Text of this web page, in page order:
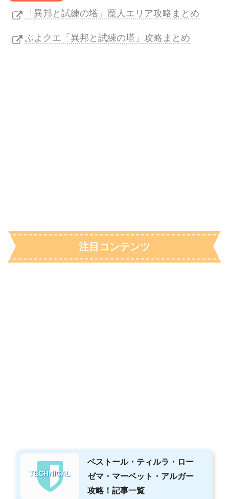
「異邦と試練の塔」魔人エリア攻略まとめ
ぷよクエ「異邦と試練の塔」攻略まとめ
注目コンテンツ
TECHNICAL
ベストール・ティルラ・ロー
ゼマ・マーベット・アルガー
攻略！記事一覧